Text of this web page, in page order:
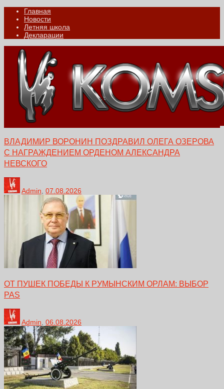
Главная
Новости
Летняя школа
Декларации
ВЛАДИМИР ВОРОНИН ПОЗДРАВИЛ ОЛЕГА ОЗЕРОВА
С НАГРАЖДЕНИЕМ ОРДЕНОМ АЛЕКСАНДРА
НЕВСКОГО
Admin 07.08.2026
ОТ ПУШЕК ПОБЕДЫ К РУМЫНСКИМ ОРЛАМ: ВЫБОР
PAS
Admin 06.08.2026